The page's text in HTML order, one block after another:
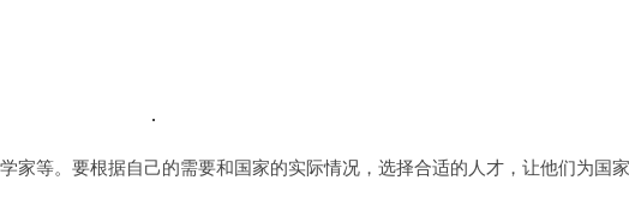
家等。要根据自己的需要和国家的实际情况，选择合适的人才，让他们为国